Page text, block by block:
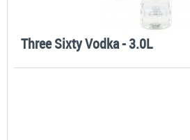
Three Sixty Vodka - 3.0L